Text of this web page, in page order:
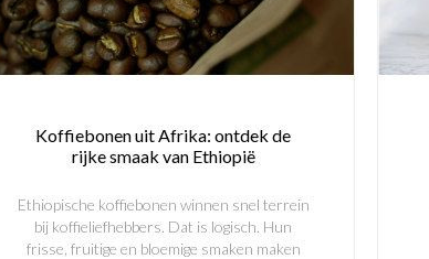
Koffiebonen uit Afrika: ontdek de
rijke smaak van Ethiopië
Ethiopische koffiebonen winnen snel terrein
bij koffieliefhebbers. Dat is logisch. Hun
frisse, fruitige en bloemige smaken maken